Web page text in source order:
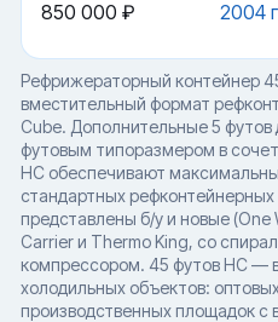
2004
850 000 ₽
Рефрижераторный контейнер
вместительный формат
Cube. Дополнительные 5
футовым типоразмером в
HC обеспечивают
стандартных
представлены б/у и новые (One
Carrier и Thermo King, со
компрессором. 45 футов HC —
холодильных объектов:
производственных площадок